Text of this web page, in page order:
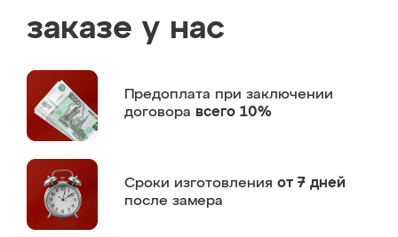
заказе у нас
Предоплата при заключении
договора всего 10%
Сроки изготовления от 7 дней
после замера